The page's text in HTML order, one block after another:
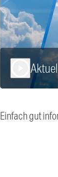
Einfach gut